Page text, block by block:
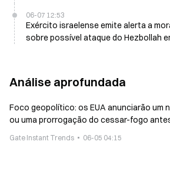
06-07 12:53
Exército israelense emite alerta a
sobre possível ataque do Hezbollah
Análise aprofundada
Foco geopolítico: os EUA anunciarão um
ou uma prorrogação do cessar-fogo
Gate Instant Trends 06-05 04:15